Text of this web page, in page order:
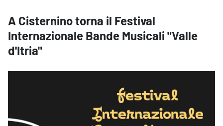
A Cisternino torna il Festival
Internazionale Bande Musicali "Valle
d'Itria"